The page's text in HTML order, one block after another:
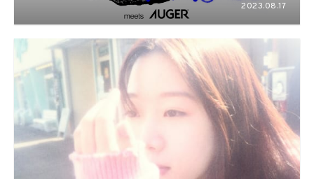
2023.08.17